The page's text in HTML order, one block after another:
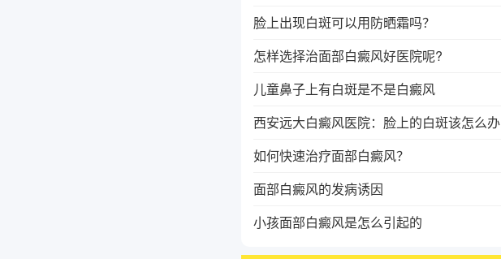
脸上出现白斑可以用防晒霜吗？
怎样选择治面部白癜风好医院呢?
儿童鼻子上有白斑是不是白癜风
西安远大白癜风医院：脸上的白斑该怎么办
如何快速治疗面部白癜风？
面部白癜风的发病诱因
小孩面部白癜风是怎么引起的